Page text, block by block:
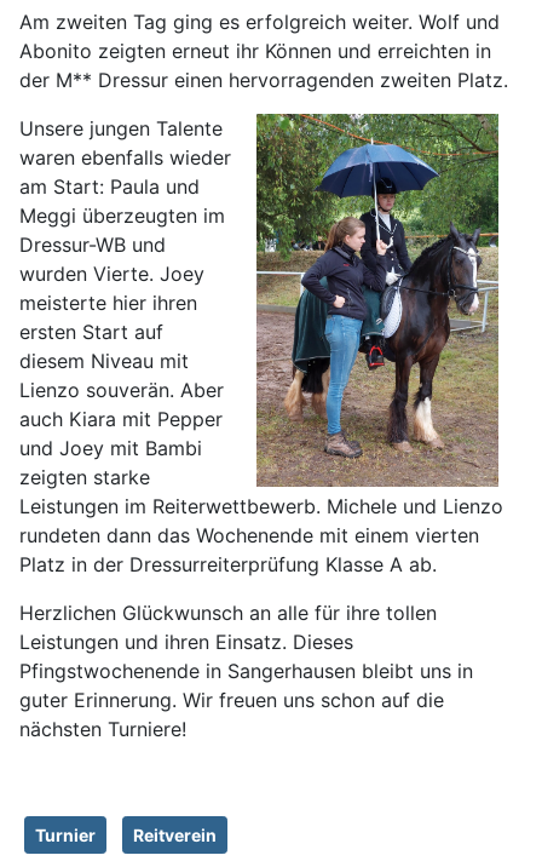
Am zweiten Tag ging es erfolgreich weiter. Wolf und
Abonito zeigten erneut ihr Können und erreichten in
der M** Dressur einen hervorragenden zweiten Platz.
Unsere jungen Talente
waren ebenfalls wieder
am Start: Paula und
Meggi überzeugten im
Dressur-WB und
wurden Vierte. Joey
meisterte hier ihren
ersten Start auf
diesem Niveau mit
Lienzo souverän. Aber
auch Kiara mit Pepper
und Joey mit Bambi
zeigten starke
Leistungen im Reiterwettbewerb. Michele und Lienzo
rundeten dann das Wochenende mit einem vierten
Platz in der Dressurreiterprüfung Klasse A ab.
Herzlichen Glückwunsch an alle für ihre tollen
Leistungen und ihren Einsatz. Dieses
Pfingstwochenende in Sangerhausen bleibt uns in
guter Erinnerung. Wir freuen uns schon auf die
nächsten Turniere!
Turnier Reitverein